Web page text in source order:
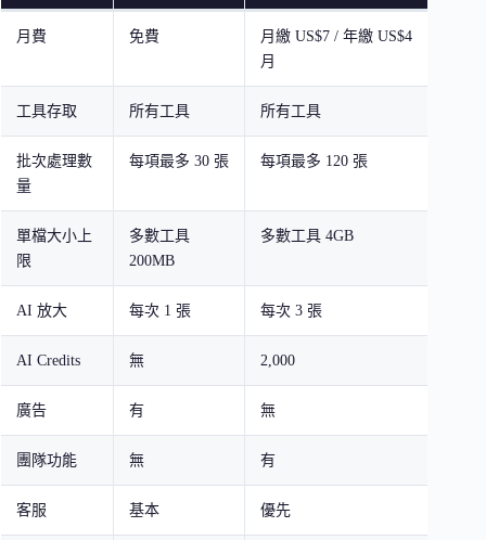
月費 免費
月繳 US$7 / 年繳 US$4
月
工具存取 所有工具 所有工具
批次處理數
量
每項最多 30 張 每項最多 120 張
單檔大小上
限
多數工具
200MB
多數工具 4GB
AI 放大 每次 1 張 每次 3 張
AI Credits 無 2,000
廣告 有 無
團隊功能 無 有
客服 基本 優先